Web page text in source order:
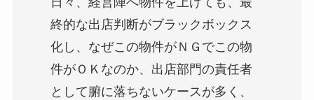
終的な出店判断がブラックボックス
化し、なぜこの物件がＮＧでこの物
件がＯＫなのか、出店部門の責任者
として腑に落ちないケースが多く、